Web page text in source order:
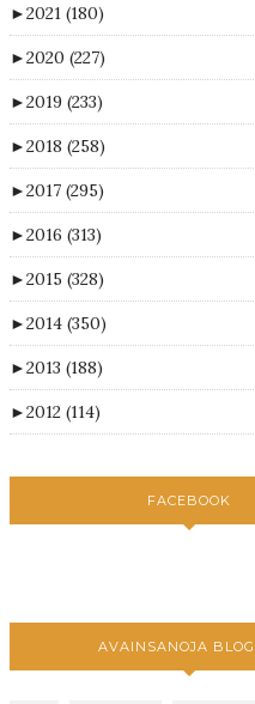
►2021 (180)
►2020 (227)
►2019 (233)
►2018 (258)
►2017 (295)
►2016 (313)
►2015 (328)
►2014 (350)
►2013 (188)
►2012 (114)
FACEBOOK
AVAINSANOJA